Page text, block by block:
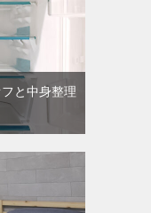
と中身整理